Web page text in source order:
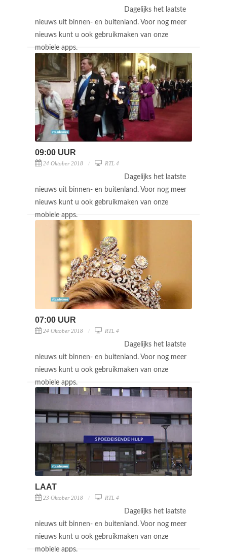
Dagelijks het laatste
nieuws uit binnen- en buitenland. Voor nog meer
nieuws kunt u ook gebruikmaken van onze
mobiele apps.
09:00 UUR
24 Oktober 2018 RTL 4
Dagelijks het laatste
nieuws uit binnen- en buitenland. Voor nog meer
nieuws kunt u ook gebruikmaken van onze
mobiele apps.
07:00 UUR
24 Oktober 2018 RTL 4
Dagelijks het laatste
nieuws uit binnen- en buitenland. Voor nog meer
nieuws kunt u ook gebruikmaken van onze
mobiele apps.
LAAT
23 Oktober 2018 RTL 4
Dagelijks het laatste
nieuws uit binnen- en buitenland. Voor nog meer
nieuws kunt u ook gebruikmaken van onze
mobiele apps.